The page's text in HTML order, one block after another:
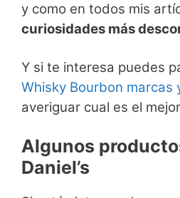
y como en todos mis
curiosidades más
Y si te interesa puedes
Whisky Bourbon marcas
averiguar cual es el
Algunos
Daniel’s